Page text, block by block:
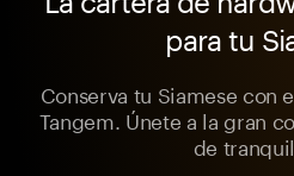
para tu
Conserva tu Siamese con
Tangem. Únete a la gran
de